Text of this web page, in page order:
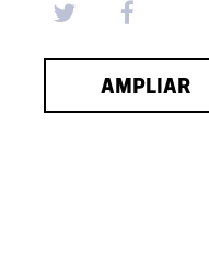
AMPLIAR